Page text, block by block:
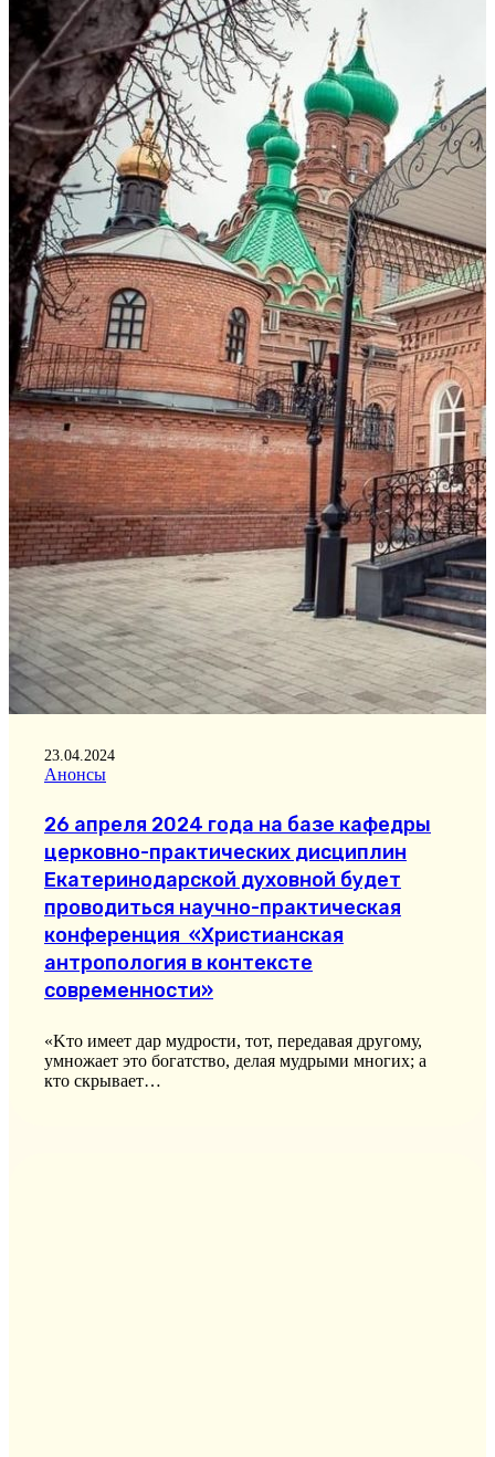
23.04.2024
Анонсы
26 апреля 2024 года на базе кафедры
церковно-практических дисциплин
Екатеринодарской духовной будет
проводиться научно-практическая
конференция «Христианская
антропология в контексте
современности»
«Kто имеет дар мудрости, тот, передавая другому,
умножает это богатство, делая мудрыми многих; а
кто скрывает…